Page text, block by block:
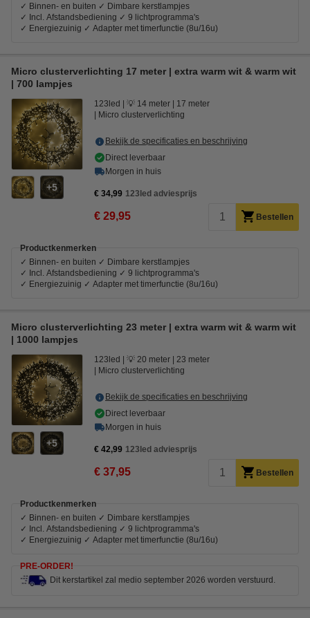
✓ Binnen- en buiten ✓ Dimbare kerstlampjes
✓ Incl. Afstandsbediening ✓ 9 lichtprogramma's
✓ Energiezuinig ✓ Adapter met timerfunctie (8u/16u)
Micro clusterverlichting 17 meter | extra warm wit & warm wit
| 700 lampjes
5
123led 💡 14 meter
17 meter
Micro clusterverlichting
Bekijk de specificaties en beschrijving
Direct leverbaar
Morgen in huis
€ 34,99 123led adviesprijs
€ 29,95 Bestellen
Productkenmerken
✓ Binnen- en buiten ✓ Dimbare kerstlampjes
✓ Incl. Afstandsbediening ✓ 9 lichtprogramma's
✓ Energiezuinig ✓ Adapter met timerfunctie (8u/16u)
Micro clusterverlichting 23 meter | extra warm wit & warm wit
| 1000 lampjes
5
123led 💡 20 meter
23 meter
Micro clusterverlichting
Bekijk de specificaties en beschrijving
Direct leverbaar
Morgen in huis
€ 42,99 123led adviesprijs
€ 37,95 Bestellen
Productkenmerken
✓ Binnen- en buiten ✓ Dimbare kerstlampjes
✓ Incl. Afstandsbediening ✓ 9 lichtprogramma's
✓ Energiezuinig ✓ Adapter met timerfunctie (8u/16u)
PRE-ORDER!
Dit kerstartikel zal medio september 2026 worden verstuurd.